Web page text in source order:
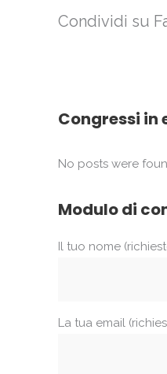
Condividi su
Congressi in
No posts were
Modulo di
Il tuo nome
La tua email